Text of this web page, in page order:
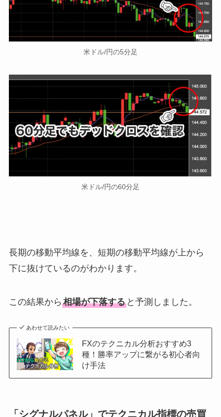
米ドル/円の5分足
米ドル/円の60分足
長期の移動平均線を、短期の移動平均線が上から
下に抜けているのがわかります。
この結果から 相場が下落すると予測しました。
あわせて読みたい
FXのテクニカル分析おすすめ3
種！勝率アップに繋がる初心者向
け手法
「 シグナルパネル」でテクニカル指標の売買